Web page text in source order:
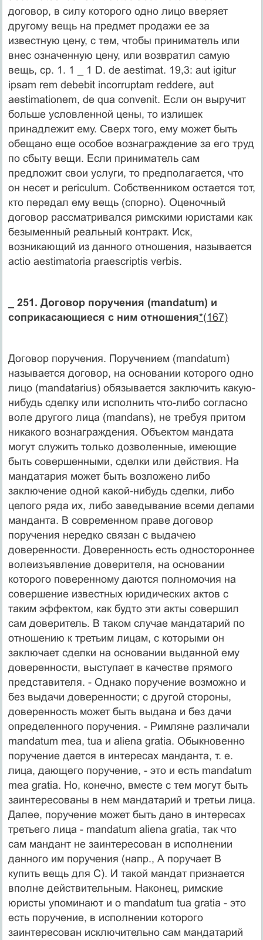
договор, в силу которого одно лицо вверяет
другому вещь на предмет продажи ее за
известную цену, с тем, чтобы приниматель или
внес означенную цену, или возвратил самую
вещь, ср. 1. 1 _ 1 D. de aestimat. 19,3: aut igitur
ipsam rem debebit incorruptam reddere, aut
aestimationem, de qua convenit. Если он выручит
больше условленной цены, то излишек
принадлежит ему. Сверх того, ему может быть
обещано еще особое вознаграждение за его труд
по сбыту вещи. Если приниматель сам
предложит свои услуги, то предполагается, что
он несет и periculum. Собственником остается тот,
кто передал ему вещь (спорно). Оценочный
договор рассматривался римскими юристами как
безыменный реальный контракт. Иск,
возникающий из данного отношения, называется
actio aestimatoria praescriptis verbis.
_ 251. Договор поручения (mandatum) и
соприкасающиеся с ним отношения*(167)
Договор поручения. Поручением (mandatum)
называется договор, на основании которого одно
лицо (mandatarius) обязывается заключить какую-
нибудь сделку или исполнить что-либо согласно
воле другого лица (mandans), не требуя притом
никакого вознаграждения. Объектом мандата
могут служить только дозволенные, имеющие
быть совершенными, сделки или действия. На
мандатария может быть возложено либо
заключение одной какой-нибудь сделки, либо
целого ряда их, либо заведывание всеми делами
манданта. В современном праве договор
поручения нередко связан с выдачею
доверенности. Доверенность есть одностороннее
волеизъявление доверителя, на основании
которого поверенному даются полномочия на
совершение известных юридических актов с
таким эффектом, как будто эти акты совершил
сам доверитель. В таком случае мандатарий по
отношению к третьим лицам, с которыми он
заключает сделки на основании выданной ему
доверенности, выступает в качестве прямого
представителя. - Однако поручение возможно и
без выдачи доверенности; с другой стороны,
доверенность может быть выдана и без дачи
определенного поручения. - Римляне различали
mandatum mea, tua и aliena gratia. Обыкновенно
поручение дается в интересах манданта, т. е.
лица, дающего поручение, - это и есть mandatum
mea gratia. Но, конечно, вместе с тем могут быть
заинтересованы в нем мандатарий и третьи лица.
Далее, поручение может быть дано в интересах
третьего лица - mandatum aliena gratia, так что
сам мандант не заинтересован в исполнении
данного им поручения (напр., А поручает В
купить вещь для С). И такой мандат признается
вполне действительным. Наконец, римские
юристы упоминают и о mandatum tua gratia - это
есть поручение, в исполнении которого
заинтересован исключительно сам мандатарий